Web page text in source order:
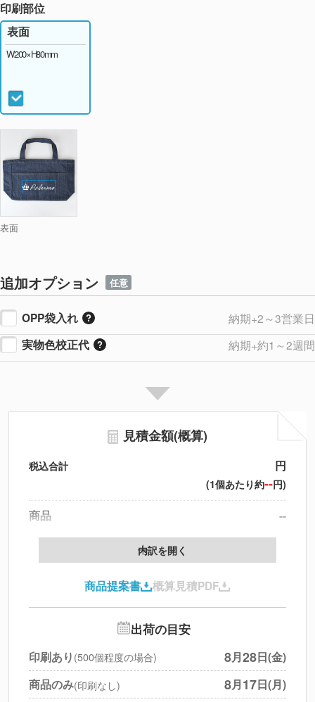
印刷部位
表面
表面
W200×H80mm
追加オプション 任意
OPP袋入れ
納期+2～3営業日
実物色校正代
納期+約1～2週間
見積金額(概算)
税込合計 円
(1個あたり約--円)
商品
--
製版代
印刷代
北海道・沖縄・離島 別途
円
※上記小計は税別です
内訳を開く
商品提案書 概算見積PDF
出荷の目安
印刷あり (500個程度の場合) 8月28日(金)
商品のみ(印刷なし) 8月17日(月)